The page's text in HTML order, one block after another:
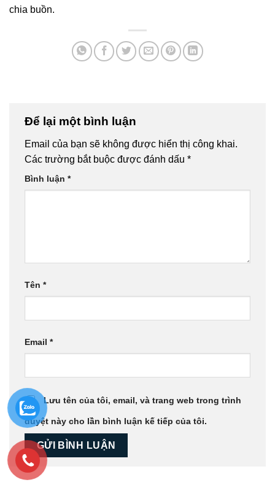
chia buồn.
Để lại một bình luận
Email của bạn sẽ không được hiển thị công khai.
Các trường bắt buộc được đánh dấu *
Bình luận *
Tên *
Email *
Lưu tên của tôi, email, và trang web trong trình
duyệt này cho lần bình luận kế tiếp của tôi.